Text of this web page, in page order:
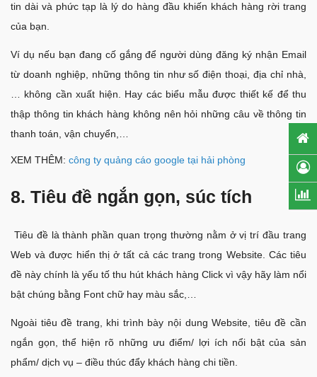
tin dài và phức tạp là lý do hàng đầu khiến khách hàng rời trang
của bạn.
Ví dụ nếu bạn đang cố gắng để người dùng đăng ký nhận Email
từ doanh nghiệp, những thông tin như số điện thoại, địa chỉ nhà,
… không cần xuất hiện. Hay các biểu mẫu được thiết kế để thu
thập thông tin khách hàng không nên hỏi những câu về thông tin
thanh toán, vận chuyển,…
XEM THÊM: công ty quảng cáo google tại hải phòng
8. Tiêu đề ngắn gọn, súc tích
Tiêu đề là thành phần quan trọng thường nằm ở vị trí đầu trang
Web và được hiển thị ở tất cả các trang trong Website. Các tiêu
đề này chính là yếu tố thu hút khách hàng Click vì vậy hãy làm nổi
bật chúng bằng Font chữ hay màu sắc,…
Ngoài tiêu đề trang, khi trình bày nội dung Website, tiêu đề cần
ngắn gọn, thể hiện rõ những ưu điểm/ lợi ích nổi bật của sản
phẩm/ dịch vụ – điều thúc đẩy khách hàng chi tiền.